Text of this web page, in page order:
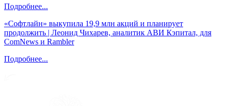
Подробнее...
«Софтлайн» выкупила 19,9 млн акций и планирует
продолжить | Леонид Чихарев, аналитик АВИ Кэпитал, для
ComNews и Rambler
Подробнее...